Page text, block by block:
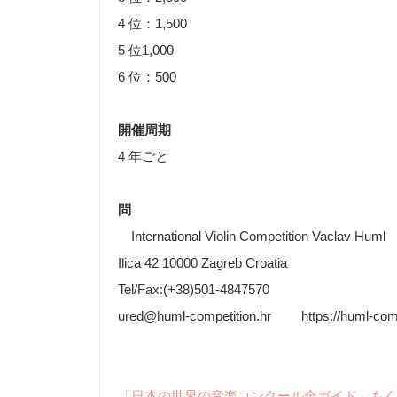
4 位：1,500
5 位1,000
6 位：500
開催周期
4 年ごと
問
International Violin Competition Vaclav Huml
Ilica 42 10000 Zagreb Croatia
Tel/Fax:(+38)501-4847570
ured@huml-competition.hr https://huml-